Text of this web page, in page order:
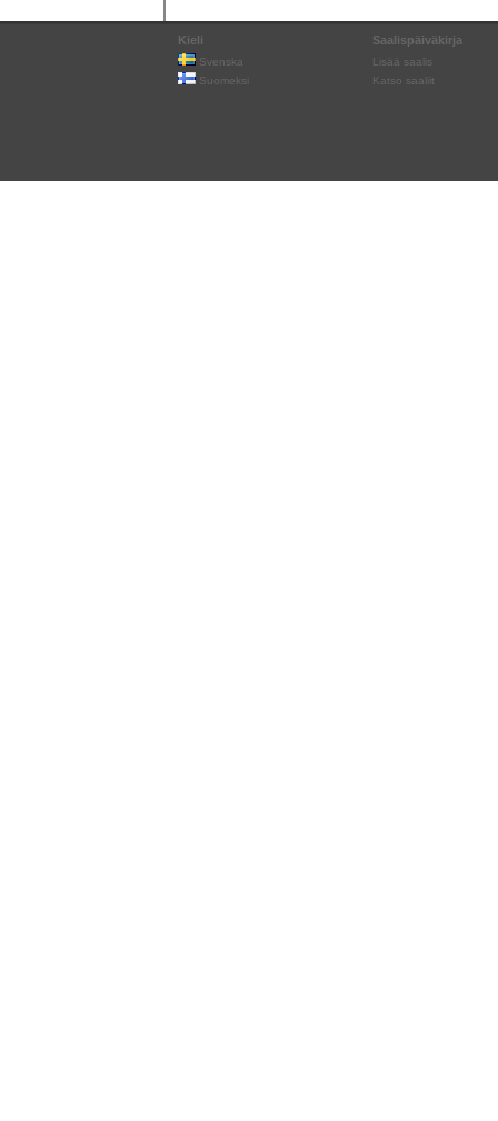
Kieli
Svenska
Suomeksi
Saalispäiväkirja
Lisää saalis
Katso saaliit